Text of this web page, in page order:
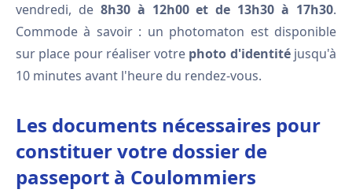
vendredi, de 8h30 à 12h00 et de 13h30 à 17h30.
Commode à savoir : un photomaton est disponible
sur place pour réaliser votre photo d'identitéjusqu'à
10 minutes avant l'heure du rendez-vous.
Les documents nécessaires pour
constituer votre dossier de
passeport à Coulommiers